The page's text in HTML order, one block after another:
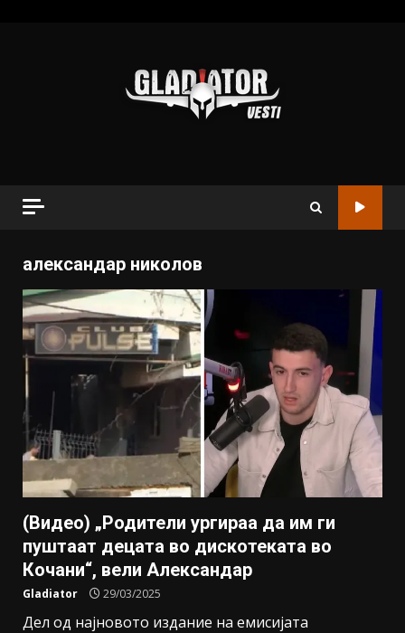
александар николов
(Видео) „Родители ургираа да им ги
пуштаат децата во дискотеката во
Кочани“, вели Александар
Gladiator 29/03/2025
Дел од најновото издание на емисијата